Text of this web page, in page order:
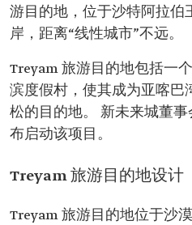
游目的地，位于沙特阿拉伯
岸，距离“线性城市”不远。
Treyam 旅游目的地包括一
滨度假村，使其成为亚喀巴
松的目的地。 新未来城董事
布启动该项目。
Treyam 旅游目的地设计
Treyam 旅游目的地位于沙